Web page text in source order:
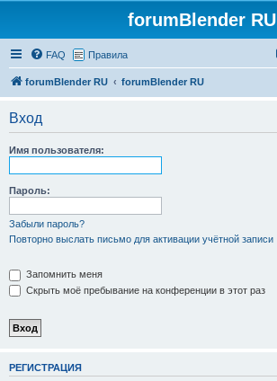
forumBlender RU
FAQ Правила
forumBlender RU forumBlender RU
Вход
Имя пользователя:
Пароль:
Забыли пароль?
Повторно выслать письмо для активации учётной записи
Запомнить меня
Скрыть моё пребывание на конференции в этот раз
РЕГИСТРАЦИЯ